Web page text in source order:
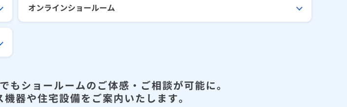
オンラインショールーム
ショールームのご体感・ご相談が可能に。
器や住宅設備をご案内いたします。